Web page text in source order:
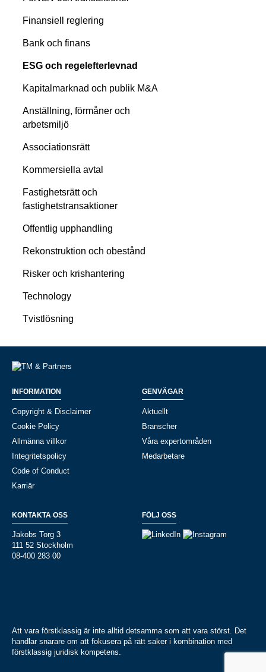
Finansiell reglering
Bank och finans
ESG och regelefterlevnad
Kapitalmarknad och publik M&A
Anställning, förmåner och
arbetsmiljö
Associationsrätt
Kommersiella avtal
Fastighetsrätt och
fastighetstransaktioner
Offentlig upphandling
Rekonstruktion och obestånd
Risker och krishantering
Technology
Tvistlösning
INFORMATION
Copyright & Disclaimer
Cookie Policy
Allmänna villkor
Integritetspolicy
Code of Conduct
Karriär
GENVÄGAR
Aktuellt
Branscher
Våra expertområden
Medarbetare
KONTAKTA OSS
Jakobs Torg 3
111 52 Stockholm
08-400 283 00
FÖLJ OSS
Att vara förstklassig är inte alltid detsamma som att vara störst. Det
handlar snarare om att fokusera på rätt saker i kombination med
förstklassig juridisk kompetens.